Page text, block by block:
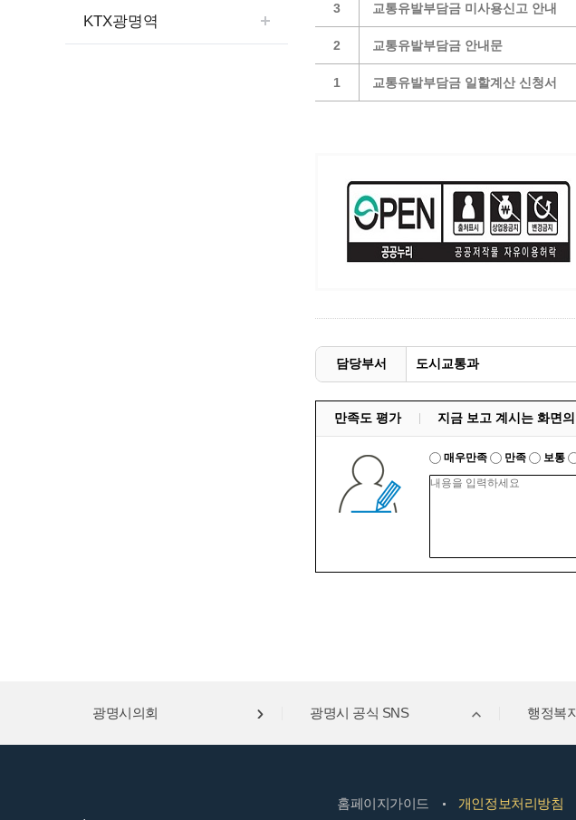
예산집행실명공개
행정재산 관리위탁 현황 공개
가족관계등록
여권민원
부동산민원
KTX광명역
3 교통유발부담금 미사용신고 안내
2 교통유발부담금 안내문
1 교통유발부담금 일할계산 신청서
담당부서 도시교통과
만족도 평가 지금 보고 계시는 화면
매우만족 만족 보통
광명시의회 광명시 공식 SNS 행정복
홈페이지가이드 개인정보처리방침